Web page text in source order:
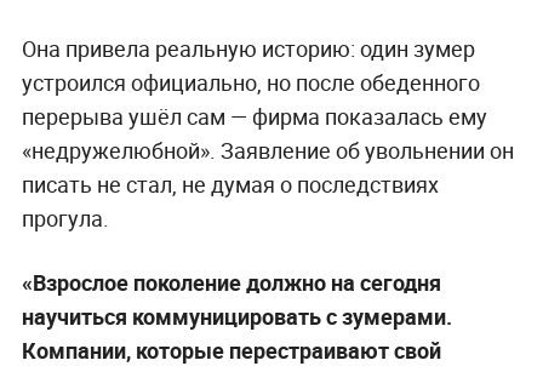
Она привела реальную историю: один зумер
устроился официально, но после обеденного
перерыва ушёл сам — фирма показалась ему
«недружелюбной». Заявление об увольнении он
писать не стал, не думая о последствиях
прогула.
«Взрослое поколение должно на сегодня
научиться коммуницировать с зумерами.
Компании, которые перестраивают свой